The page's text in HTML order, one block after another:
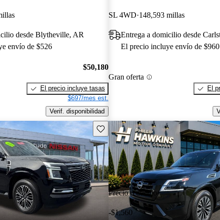
desde Blytheville, AR
envío de $526
$50,180
El precio incluye tasas
$697/mes est.
Verif. disponibilidad
SL 4WD 148,593 millas
Entrega a domicilio desde
El precio incluye envío de $960
Gran oferta
El
Guarda este Aviso
Precio reducido
-$1,560